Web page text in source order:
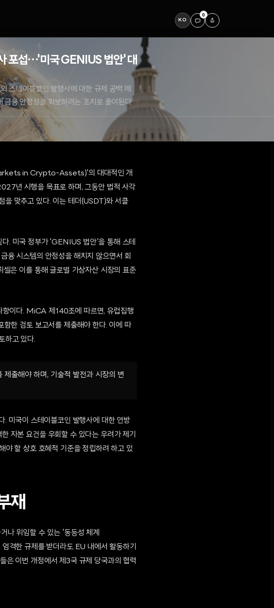
KO
0
포섭…'미국 GENIUS 법안' 대
스테이블코인 발행사에 대한 규제 공백 메
융 안정성을 확보하려는 조치로 풀이된다.
in Crypto-Assets)'의 대대적인 개
년 시행을 목표로 하며, 그동안 법적 사각
을 맞추고 있다. 이는 테더(USDT)와 서클
. 미국 정부가 'GENIUS 법안'을 통해 스테
융 시스템의 안정성을 해치지 않으면서 회
은 이를 통해 글로벌 가상자산 시장의 표준
항이다. MiCA 제140조에 따르면, 유럽집행
한 검토 보고서를 제출해야 한다. 이에 따
하고 있다.
출해야 하며, 기술적 발전과 시장의 변
미국이 스테이블코인 발행사에 대한 연방
자본 요건을 우회할 수 있다는 우려가 제기
야 할 상호 호혜적 기준을 정립하려 하고 있
재
나 위임할 수 있는 '동등성 체계
한 규제를 받더라도 EU 내에서 활동하기
은 이번 개정에서 제3국 규제 당국과의 협력